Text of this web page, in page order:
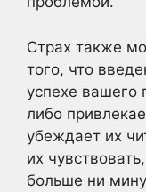
Страх также
того, что
успехе вашего
либо
убеждает их
их
больше ни